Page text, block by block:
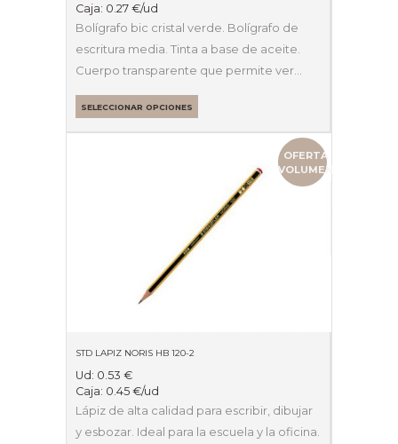
Caja: 0.27 €/ud
Bolígrafo bic cristal verde. Bolígrafo de
escritura media. Tinta a base de aceite.
Cuerpo transparente que permite ver…
SELECCIONAR OPCIONES
OFERTA
VOLUMEN
STD LAPIZ NORIS HB 120-2
Ud: 0.53 €
Caja: 0.45 €/ud
Lápiz de alta calidad para escribir, dibujar
y esbozar. Ideal para la escuela y la oficina.